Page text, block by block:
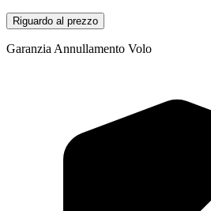
Riguardo al prezzo
Garanzia Annullamento Volo